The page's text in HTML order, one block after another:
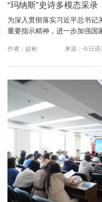
“玛纳斯”史诗多模态采录
为深入贯彻落实习近平总书记
重要指示精神，进一步加强国
作者：赵彬 来源：今日语